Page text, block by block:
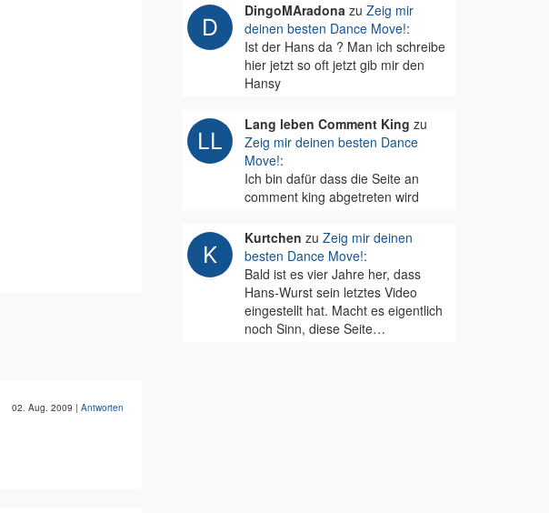
02. Aug. 2009 | Antworten
DingoMAradonazu Zeig mir
deinen besten Dance Move!:
Ist der Hans da ? Man ich schreibe
hier jetzt so oft jetzt gib mir den
Hansy
Lang leben Comment King zu
Zeig mir deinen besten Dance
Move!:
Ich bin dafür dass die Seite an
comment king abgetreten wird
Kurtchen zu Zeig mir deinen
besten Dance Move!:
Bald ist es vier Jahre her, dass
Hans-Wurst sein letztes Video
eingestellt hat. Macht es eigentlich
noch Sinn, diese Seite…